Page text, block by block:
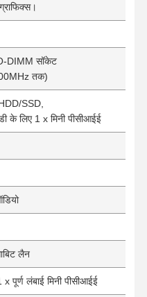
DIMM सॉकेट
तक)
SSD,
के लिए 1 x मिनी पीसीआईई
लैन
पूर्ण लंबाई मिनी पीसीआईई